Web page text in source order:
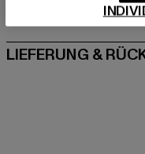
PFLEGEHINWEISE
LIEFERUNG &